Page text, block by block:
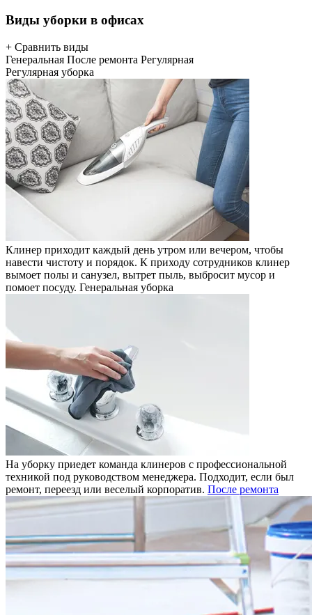
Виды уборки в офисах
+ Сравнить виды
Генеральная После ремонта Регулярная
Регулярная уборка
Клинер приходит каждый день утром или вечером, чтобы
навести чистоту и порядок. К приходу сотрудников клинер
вымоет полы и санузел, вытрет пыль, выбросит мусор и
помоет посуду. Генеральная уборка
На уборку приедет команда клинеров с профессиональной
техникой под руководством менеджера. Подходит, если был
ремонт, переезд или веселый корпоратив. После ремонта